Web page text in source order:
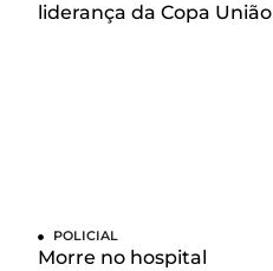
liderança da Copa União
POLICIAL
Morre no hospital